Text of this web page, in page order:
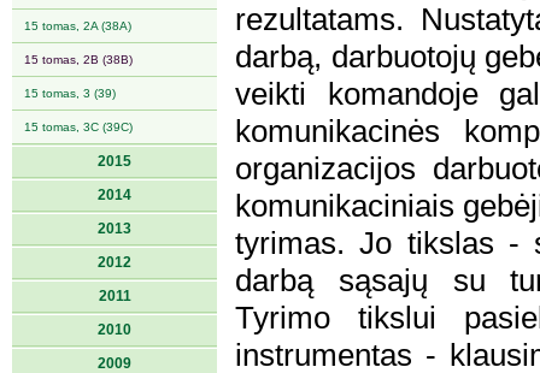
15 tomas, 2A (38A)
15 tomas, 2B (38B)
15 tomas, 3 (39)
15 tomas, 3C (39C)
2015
2014
2013
2012
2011
2010
2009
rezultatams.
darbą, darbuotojų
veikti komandoje
komunikacinės
organizacijos
komunikaciniais
tyrimas. Jo tikslas -
darbą sąsajų su
Tyrimo tikslui
instrumentas -